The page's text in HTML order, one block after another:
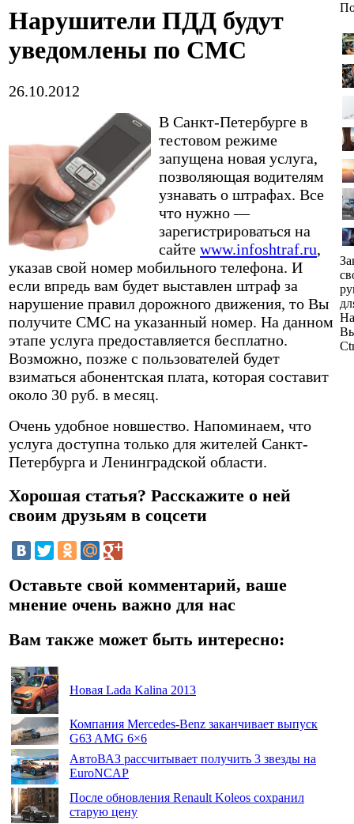
Нарушители ПДД будут
уведомлены по СМС
26.10.2012
В Санкт-Петербурге в
тестовом режиме
запущена новая услуга,
позволяющая водителям
узнавать о штрафах. Все
что нужно —
зарегистрироваться на
сайте www.infoshtraf.ru,
указав свой номер мобильного телефона. И
если впредь вам будет выставлен штраф за
нарушение правил дорожного движения, то Вы
получите СМС на указанный номер. На данном
этапе услуга предоставляется бесплатно.
Возможно, позже с пользователей будет
взиматься абонентская плата, которая составит
около 30 руб. в месяц.
Очень удобное новшество. Напоминаем, что
услуга доступна только для жителей Санкт-
Петербурга и Ленинградской области.
Хорошая статья? Расскажите о ней
своим друзьям в соцсети
Оставьте свой комментарий, ваше
мнение очень важно для нас
Вам также может быть интересно:
Новая Lada Kalina 2013
Компания Mercedes-Benz заканчивает выпуск
G63 AMG 6×6
АвтоВАЗ рассчитывает получить 3 звезды на
EuroNCAP
После обновления Renault Koleos сохранил
старую цену